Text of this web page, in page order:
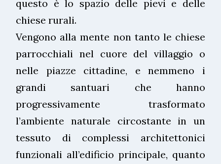
questo è lo spazio delle pievi e delle
chiese rurali.
Vengono alla mente non tanto le chiese
parrocchiali nel cuore del villaggio o
nelle piazze cittadine, e nemmeno i
grandi santuari che hanno
progressivamente trasformato
l’ambiente naturale circostante in un
tessuto di complessi architettonici
funzionali all’edificio principale, quanto